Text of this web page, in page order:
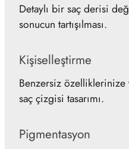
Detaylı bir saç derisi
sonucun tartışılması.
Kişiselleştirme
Benzersiz
saç çizgisi tasarımı.
Pigmentasyon